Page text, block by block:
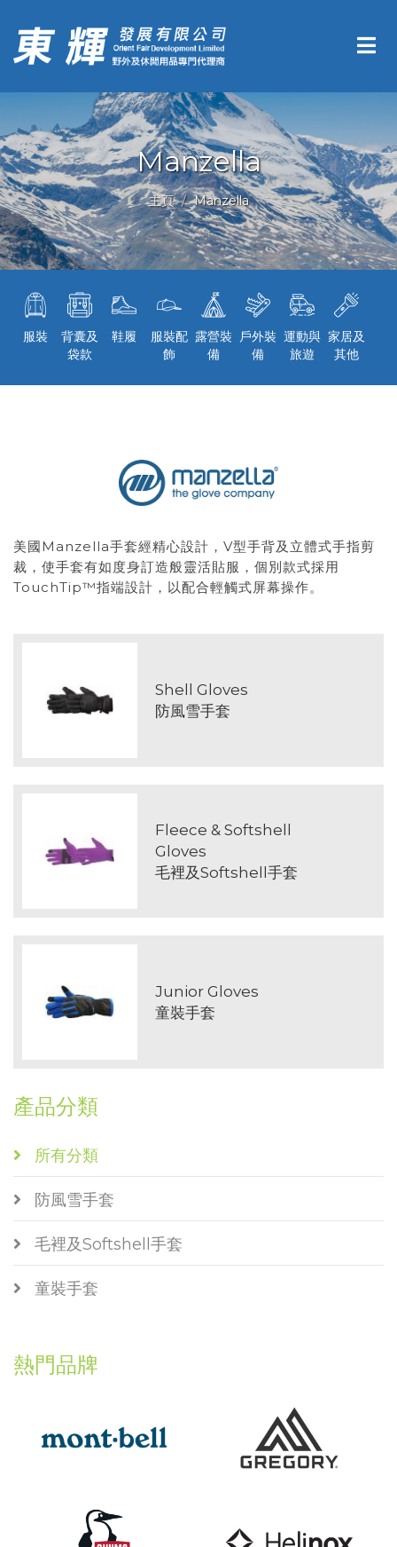
Manzella
主頁 Manzella
服裝
背囊及
袋款
鞋履
服裝配
飾
露營裝
備
戶外裝
備
運動與
旅遊
家居及
其他
美國Manzella手套經精心設計，V型手背及立體式手指剪
裁，使手套有如度身訂造般靈活貼服，個別款式採用
TouchTip™指端設計，以配合輕觸式屏幕操作。
Shell Gloves
防風雪手套
Fleece & Softshell
Gloves
毛裡及Softshell手套
Junior Gloves
童裝手套
產品分類
所有分類
防風雪手套
毛裡及Softshell手套
童裝手套
熱門品牌